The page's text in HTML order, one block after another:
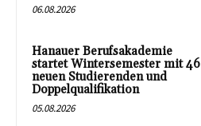
06.08.2026
Hanauer Berufsakademie
startet Wintersemester mit 46
neuen Studierenden und
Doppelqualifikation
05.08.2026